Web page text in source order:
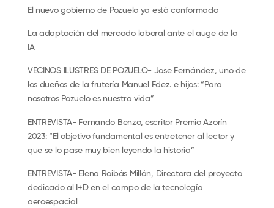
El nuevo gobierno de Pozuelo ya está conformado
La adaptación del mercado laboral ante el auge de la
IA
VECINOS ILUSTRES DE POZUELO- Jose Fernández, uno de
los dueños de la frutería Manuel Fdez. e hijos: “Para
nosotros Pozuelo es nuestra vida”
ENTREVISTA- Fernando Benzo, escritor Premio Azorín
2023: “El objetivo fundamental es entretener al lector y
que se lo pase muy bien leyendo la historia”
ENTREVISTA- Elena Roibás Millán, Directora del proyecto
dedicado al I+D en el campo de la tecnología
aeroespacial